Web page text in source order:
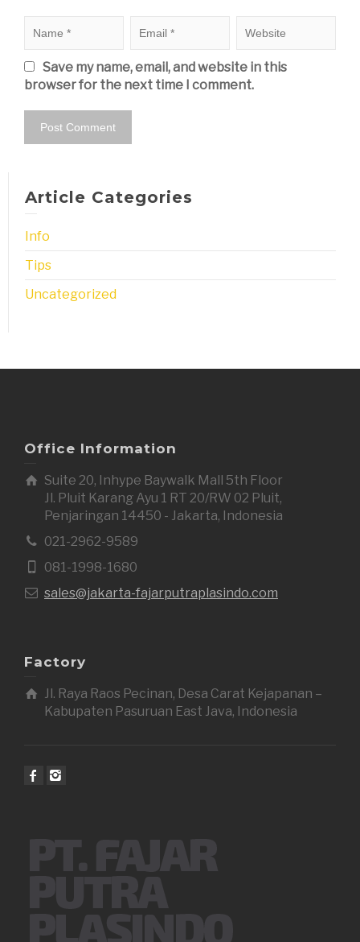
Save my name, email, and website in this
browser for the next time I comment.
Article Categories
Info
Tips
Uncategorized
Office Information
Suite 20, Inhype Baywalk Mall 5th Floor
Jl. Pluit Karang Ayu 1 RT 20/RW 02 Pluit,
Penjaringan 14450 - Jakarta, Indonesia
021-2962-9589
081-1998-1680
sales@jakarta-fajarputraplasindo.com
Factory
Jl. Raya Raos Pecinan, Desa Carat Kejapanan –
Kabupaten Pasuruan East Java, Indonesia